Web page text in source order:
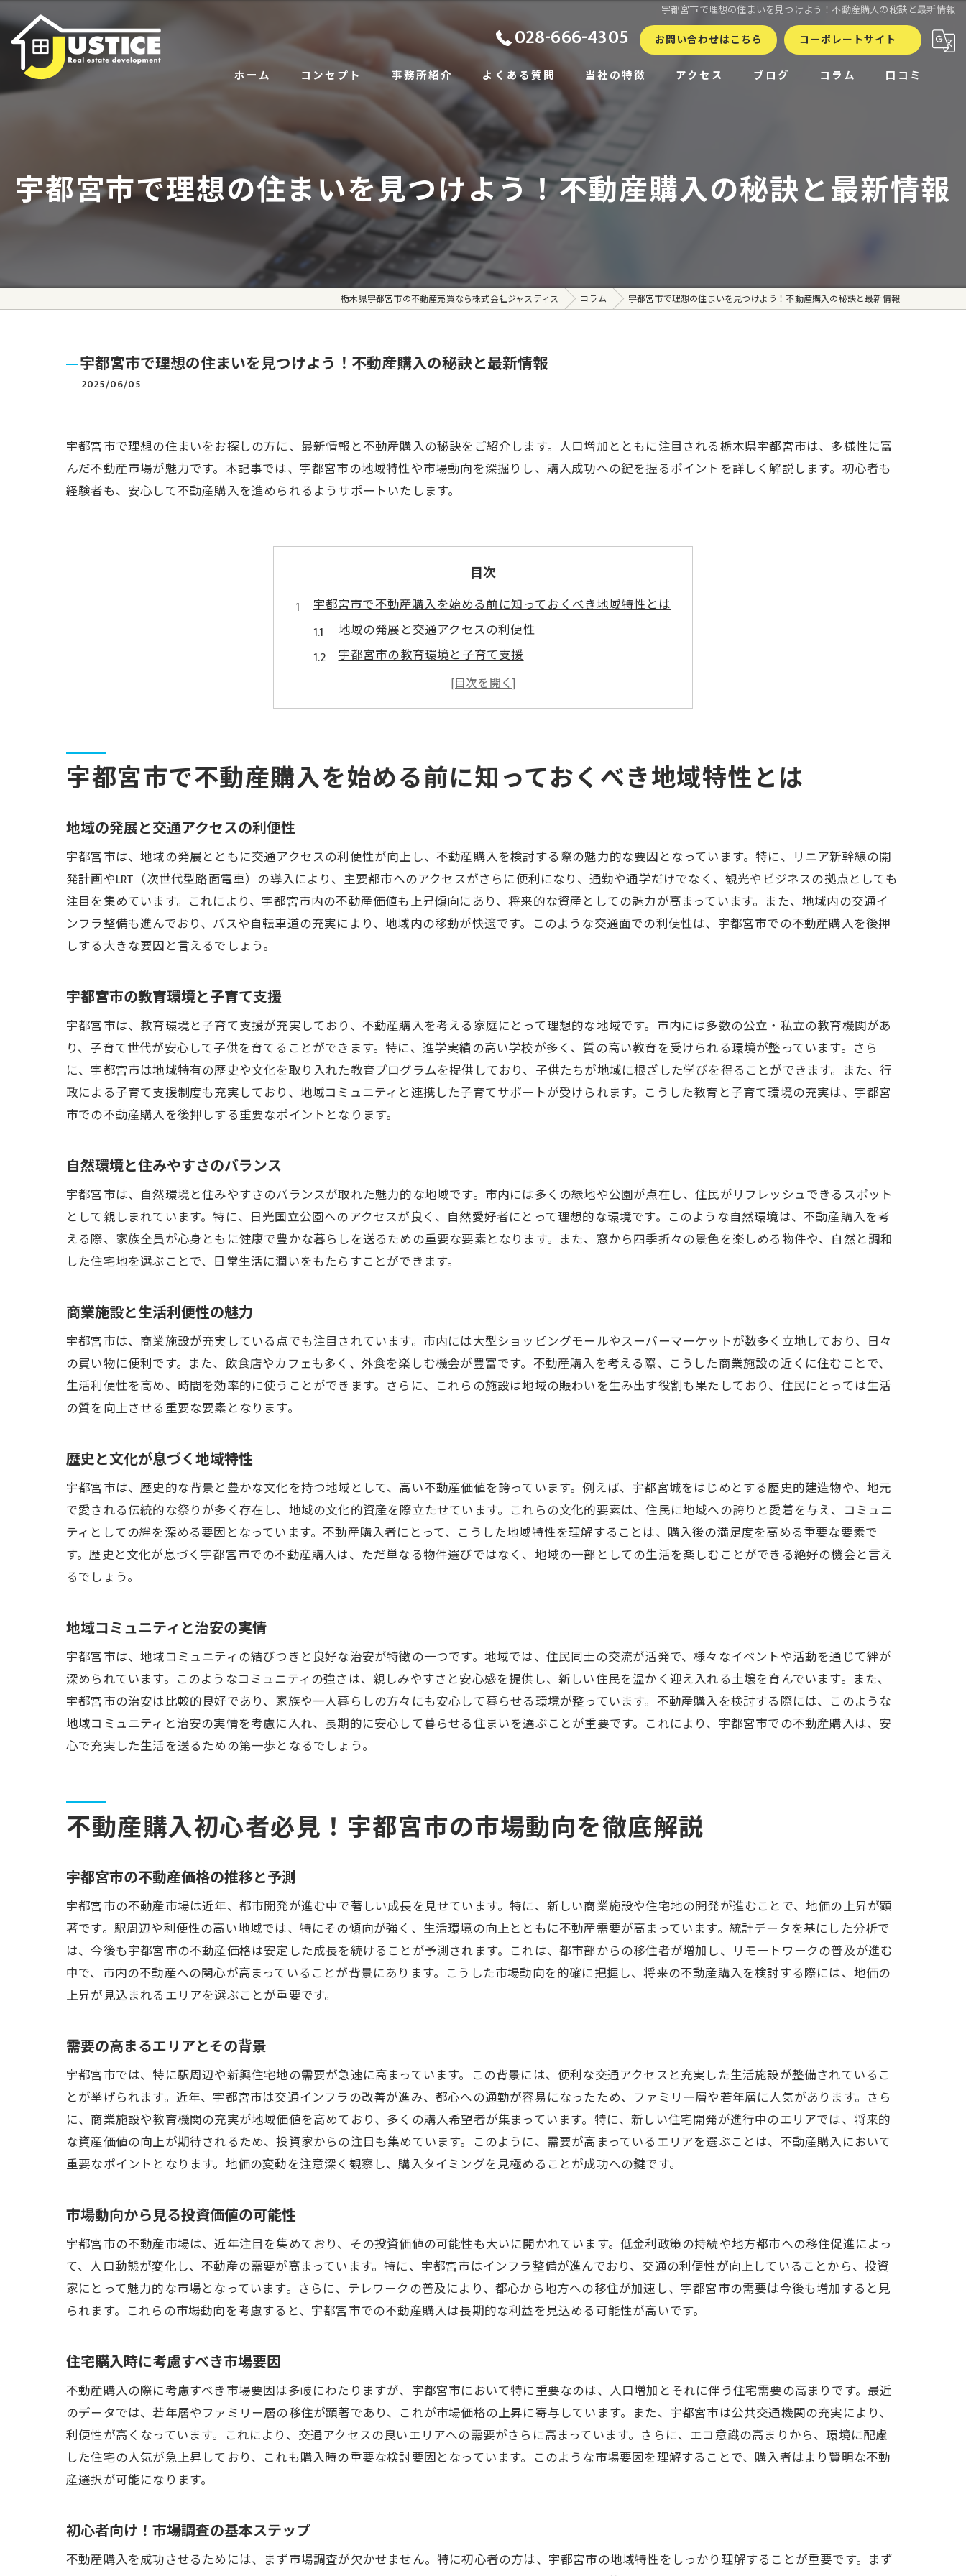
宇都宮市で理想の住まいを見つけよう！不動産購入の秘訣と最新情報
028-666-4305 お問い合わせはこちら コーポレートサイト
ホーム コンセプト
代表あいさつ
事務所紹介 よくある質問 当社の特徴
土地
戸建て
相続
アクセス ブログ コラム 口コミ
宇都宮市で理想の住まいを見つけよう！不動産購入の秘訣と最新情報
栃木県宇都宮市の不動産売買なら株式会社ジャスティス コラム 宇都宮市で理想の住まいを見つけよう！不動産購入の秘訣と最新情報
宇都宮市で理想の住まいを見つけよう！不動産購入の秘訣と最新情報
2025/06/05
宇都宮市で理想の住まいをお探しの方に、最新情報と不動産購入の秘訣をご紹介します。人口増加とともに注目される栃木県宇都宮市は、多様性に富
んだ不動産市場が魅力です。本記事では、宇都宮市の地域特性や市場動向を深掘りし、購入成功への鍵を握るポイントを詳しく解説します。初心者も
経験者も、安心して不動産購入を進められるようサポートいたします。
目次
宇都宮市で不動産購入を始める前に知っておくべき地域特性とは
地域の発展と交通アクセスの利便性
宇都宮市の教育環境と子育て支援
自然環境と住みやすさのバランス
商業施設と生活利便性の魅力
不動産購入初心者必見！宇都宮市の市場動向を徹底解説
市場動向から見る投資価値の可能性
住宅購入時に考慮すべき市場要因
初心者向け！市場調査の基本ステップ
宇都宮市での不動産購入のタイミング
賃貸併用住宅が選ばれる理由
人気の住宅地とその特徴
生活スタイルに合った物件選びのコツ
宇都宮市のマンション市場の現状
物件見学時に確認すべきポイント
ローン選びの基本と注意点
購入契約時の流れと必要書類
住宅購入後の引越しと生活準備
信頼できる不動産会社の選び方
購入前に知っておきたい法的手続き
セキュリティ対策と地域の治安情報
経験者も驚く宇都宮市の不動産購入における最新情報
最新の不動産テクノロジーの活用法
宇都宮市の不動産政策とその影響
今注目の新規開発プロジェクト
多様性が魅力！宇都宮市での不動産購入に最適なエリア選び
ファミリー向けの住みやすいエリア
シニア世代に人気の地域特性
若者におすすめのトレンドエリア
ペットと暮らすための理想の場所
宇都宮市で理想の住まいを見つける不動産購入の秘訣
将来を見据えた資産価値の考え方
住宅見学時のチェックポイント集
宇都宮市での住環境の変化に対応する方法
宇都宮市で不動産購入を始める前に知っておくべき地域特性とは
地域の発展と交通アクセスの利便性
宇都宮市は、地域の発展とともに交通アクセスの利便性が向上し、不動産購入を検討する際の魅力的な要因となっています。特に、リニア新幹線の開
発計画やLRT（次世代型路面電車）の導入により、主要都市へのアクセスがさらに便利になり、通勤や通学だけでなく、観光やビジネスの拠点としても
注目を集めています。これにより、宇都宮市内の不動産価値も上昇傾向にあり、将来的な資産としての魅力が高まっています。また、地域内の交通イ
ンフラ整備も進んでおり、バスや自転車道の充実により、地域内の移動が快適です。このような交通面での利便性は、宇都宮市での不動産購入を後押
しする大きな要因と言えるでしょう。
宇都宮市の教育環境と子育て支援
宇都宮市は、教育環境と子育て支援が充実しており、不動産購入を考える家庭にとって理想的な地域です。市内には多数の公立・私立の教育機関があ
り、子育て世代が安心して子供を育てることができます。特に、進学実績の高い学校が多く、質の高い教育を受けられる環境が整っています。さら
に、宇都宮市は地域特有の歴史や文化を取り入れた教育プログラムを提供しており、子供たちが地域に根ざした学びを得ることができます。また、行
政による子育て支援制度も充実しており、地域コミュニティと連携した子育てサポートが受けられます。こうした教育と子育て環境の充実は、宇都宮
市での不動産購入を後押しする重要なポイントとなります。
自然環境と住みやすさのバランス
宇都宮市は、自然環境と住みやすさのバランスが取れた魅力的な地域です。市内には多くの緑地や公園が点在し、住民がリフレッシュできるスポット
として親しまれています。特に、日光国立公園へのアクセスが良く、自然愛好者にとって理想的な環境です。このような自然環境は、不動産購入を考
える際、家族全員が心身ともに健康で豊かな暮らしを送るための重要な要素となります。また、窓から四季折々の景色を楽しめる物件や、自然と調和
した住宅地を選ぶことで、日常生活に潤いをもたらすことができます。
商業施設と生活利便性の魅力
宇都宮市は、商業施設が充実している点でも注目されています。市内には大型ショッピングモールやスーパーマーケットが数多く立地しており、日々
の買い物に便利です。また、飲食店やカフェも多く、外食を楽しむ機会が豊富です。不動産購入を考える際、こうした商業施設の近くに住むことで、
生活利便性を高め、時間を効率的に使うことができます。さらに、これらの施設は地域の賑わいを生み出す役割も果たしており、住民にとっては生活
の質を向上させる重要な要素となります。
歴史と文化が息づく地域特性
宇都宮市は、歴史的な背景と豊かな文化を持つ地域として、高い不動産価値を誇っています。例えば、宇都宮城をはじめとする歴史的建造物や、地元
で愛される伝統的な祭りが多く存在し、地域の文化的資産を際立たせています。これらの文化的要素は、住民に地域への誇りと愛着を与え、コミュニ
ティとしての絆を深める要因となっています。不動産購入者にとって、こうした地域特性を理解することは、購入後の満足度を高める重要な要素で
す。歴史と文化が息づく宇都宮市での不動産購入は、ただ単なる物件選びではなく、地域の一部としての生活を楽しむことができる絶好の機会と言え
るでしょう。
地域コミュニティと治安の実情
宇都宮市は、地域コミュニティの結びつきと良好な治安が特徴の一つです。地域では、住民同士の交流が活発で、様々なイベントや活動を通じて絆が
深められています。このようなコミュニティの強さは、親しみやすさと安心感を提供し、新しい住民を温かく迎え入れる土壌を育んでいます。また、
宇都宮市の治安は比較的良好であり、家族や一人暮らしの方々にも安心して暮らせる環境が整っています。不動産購入を検討する際には、このような
地域コミュニティと治安の実情を考慮に入れ、長期的に安心して暮らせる住まいを選ぶことが重要です。これにより、宇都宮市での不動産購入は、安
心で充実した生活を送るための第一歩となるでしょう。
不動産購入初心者必見！宇都宮市の市場動向を徹底解説
宇都宮市の不動産価格の推移と予測
宇都宮市の不動産市場は近年、都市開発が進む中で著しい成長を見せています。特に、新しい商業施設や住宅地の開発が進むことで、地価の上昇が顕
著です。駅周辺や利便性の高い地域では、特にその傾向が強く、生活環境の向上とともに不動産需要が高まっています。統計データを基にした分析で
は、今後も宇都宮市の不動産価格は安定した成長を続けることが予測されます。これは、都市部からの移住者が増加し、リモートワークの普及が進む
中で、市内の不動産への関心が高まっていることが背景にあります。こうした市場動向を的確に把握し、将来の不動産購入を検討する際には、地価の
上昇が見込まれるエリアを選ぶことが重要です。
需要の高まるエリアとその背景
宇都宮市では、特に駅周辺や新興住宅地の需要が急速に高まっています。この背景には、便利な交通アクセスと充実した生活施設が整備されているこ
とが挙げられます。近年、宇都宮市は交通インフラの改善が進み、都心への通勤が容易になったため、ファミリー層や若年層に人気があります。さら
に、商業施設や教育機関の充実が地域価値を高めており、多くの購入希望者が集まっています。特に、新しい住宅開発が進行中のエリアでは、将来的
な資産価値の向上が期待されるため、投資家からの注目も集めています。このように、需要が高まっているエリアを選ぶことは、不動産購入において
重要なポイントとなります。地価の変動を注意深く観察し、購入タイミングを見極めることが成功への鍵です。
市場動向から見る投資価値の可能性
宇都宮市の不動産市場は、近年注目を集めており、その投資価値の可能性も大いに開かれています。低金利政策の持続や地方都市への移住促進によっ
て、人口動態が変化し、不動産の需要が高まっています。特に、宇都宮市はインフラ整備が進んでおり、交通の利便性が向上していることから、投資
家にとって魅力的な市場となっています。さらに、テレワークの普及により、都心から地方への移住が加速し、宇都宮市の需要は今後も増加すると見
られます。これらの市場動向を考慮すると、宇都宮市での不動産購入は長期的な利益を見込める可能性が高いです。
住宅購入時に考慮すべき市場要因
不動産購入の際に考慮すべき市場要因は多岐にわたりますが、宇都宮市において特に重要なのは、人口増加とそれに伴う住宅需要の高まりです。最近
のデータでは、若年層やファミリー層の移住が顕著であり、これが市場価格の上昇に寄与しています。また、宇都宮市は公共交通機関の充実により、
利便性が高くなっています。これにより、交通アクセスの良いエリアへの需要がさらに高まっています。さらに、エコ意識の高まりから、環境に配慮
した住宅の人気が急上昇しており、これも購入時の重要な検討要因となっています。このような市場要因を理解することで、購入者はより賢明な不動
産選択が可能になります。
初心者向け！市場調査の基本ステップ
不動産購入を成功させるためには、まず市場調査が欠かせません。特に初心者の方は、宇都宮市の地域特性をしっかり理解することが重要です。まず